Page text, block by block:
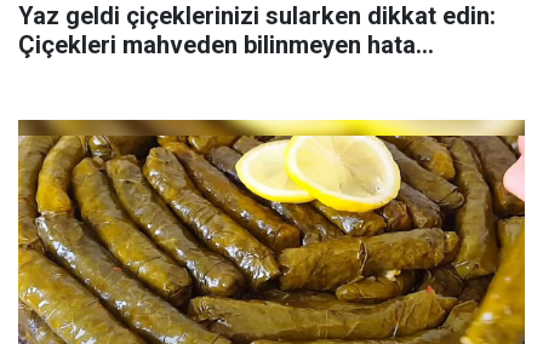
Yaz geldi çiçeklerinizi sularken dikkat edin:
Çiçekleri mahveden bilinmeyen hata...